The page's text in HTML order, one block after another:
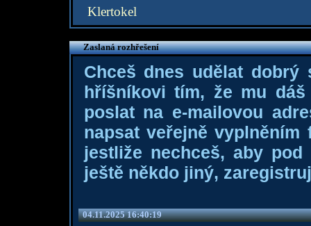
Klertokel
Zaslaná rozhřešení
Chceš dnes udělat dobrý
hříšníkovi tím, že mu
poslat na e-mailovou
napsat veřejně
jestliže nechceš, aby
ještě někdo jiný,
04.11.2025 16:40:19